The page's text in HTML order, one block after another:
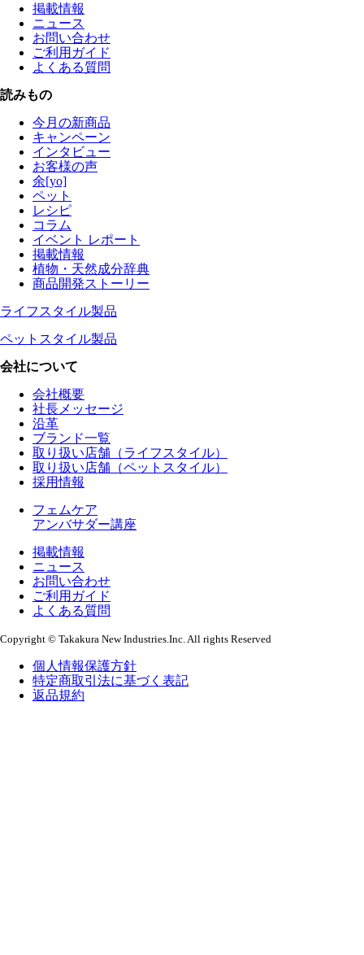
掲載情報
ニュース
お問い合わせ
ご利用ガイド
よくある質問
読みもの
今月の新商品
キャンペーン
インタビュー
お客様の声
余[yo]
ペット
レシピ
コラム
イベント レポート
掲載情報
植物・天然成分辞典
商品開発ストーリー
ライフスタイル製品
ペットスタイル製品
会社について
会社概要
社長メッセージ
沿革
ブランド一覧
取り扱い店舗（ライフスタイル）
取り扱い店舗（ペットスタイル）
採用情報
フェムケア
アンバサダー講座
掲載情報
ニュース
お問い合わせ
ご利用ガイド
よくある質問
Copyright © Takakura New Industries.Inc. All rights Reserved
個人情報保護方針
特定商取引法に基づく表記
返品規約